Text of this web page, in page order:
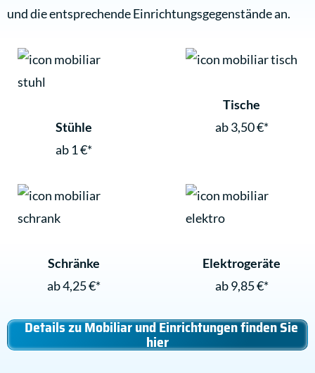
und die entsprechende Einrichtungsgegenstände an.
Stühle
ab 1 €*
Tische
ab 3,50 €*
Schränke
ab 4,25 €*
Elektrogeräte
ab 9,85 €*
Details zu Mobiliar und Einrichtungen finden Sie
hier